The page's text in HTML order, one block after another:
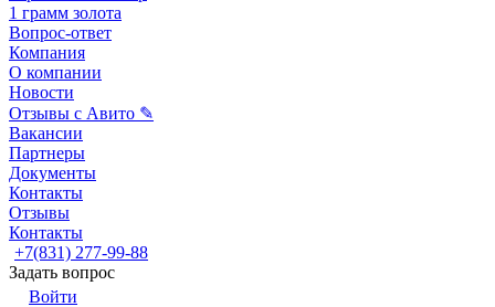
1 грамм золота
Вопрос-ответ
Компания
О компании
Новости
Отзывы с Авито ✎
Вакансии
Партнеры
Документы
Контакты
Отзывы
Контакты
+7(831) 277-99-88
Задать вопрос
Войти